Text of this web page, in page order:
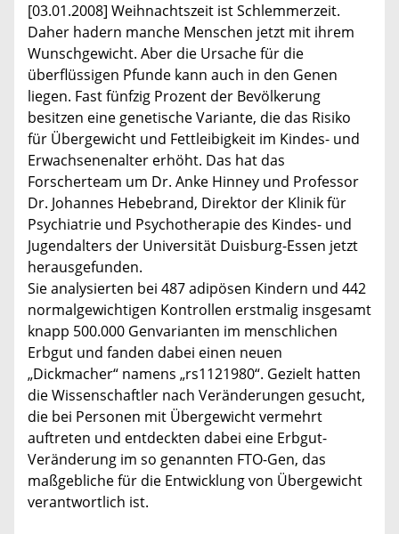
[03.01.2008] Weihnachtszeit ist Schlemmerzeit.
Daher hadern manche Menschen jetzt mit ihrem
Wunschgewicht. Aber die Ursache für die
überflüssigen Pfunde kann auch in den Genen
liegen. Fast fünfzig Prozent der Bevölkerung
besitzen eine genetische Variante, die das Risiko
für Übergewicht und Fettleibigkeit im Kindes- und
Erwachsenenalter erhöht. Das hat das
Forscherteam um Dr. Anke Hinney und Professor
Dr. Johannes Hebebrand, Direktor der Klinik für
Psychiatrie und Psychotherapie des Kindes- und
Jugendalters der Universität Duisburg-Essen jetzt
herausgefunden.
Sie analysierten bei 487 adipösen Kindern und 442
normalgewichtigen Kontrollen erstmalig insgesamt
knapp 500.000 Genvarianten im menschlichen
Erbgut und fanden dabei einen neuen
„Dickmacher“ namens „rs1121980“. Gezielt hatten
die Wissenschaftler nach Veränderungen gesucht,
die bei Personen mit Übergewicht vermehrt
auftreten und entdeckten dabei eine Erbgut-
Veränderung im so genannten FTO-Gen, das
maßgebliche für die Entwicklung von Übergewicht
verantwortlich ist.